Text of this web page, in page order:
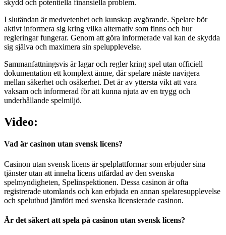
skydd och potentiella finansiella problem.
I slutändan är medvetenhet och kunskap avgörande. Spelare bör
aktivt informera sig kring vilka alternativ som finns och hur
regleringar fungerar. Genom att göra informerade val kan de skydda
sig själva och maximera sin spelupplevelse.
Sammanfattningsvis är lagar och regler kring spel utan officiell
dokumentation ett komplext ämne, där spelare måste navigera
mellan säkerhet och osäkerhet. Det är av yttersta vikt att vara
vaksam och informerad för att kunna njuta av en trygg och
underhållande spelmiljö.
Video:
Vad är casinon utan svensk licens?
Casinon utan svensk licens är spelplattformar som erbjuder sina
tjänster utan att inneha licens utfärdad av den svenska
spelmyndigheten, Spelinspektionen. Dessa casinon är ofta
registrerade utomlands och kan erbjuda en annan spelaresupplevelse
och spelutbud jämfört med svenska licensierade casinon.
Är det säkert att spela på casinon utan svensk licens?